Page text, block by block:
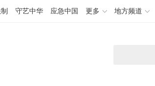
守艺中华 应急中国 更多 地方频道